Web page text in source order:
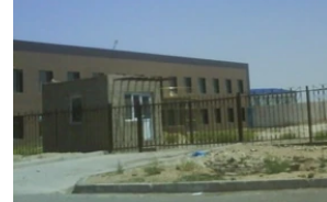
ЖАЗЫЛЫҢЫЗ
Басқа тілдерде